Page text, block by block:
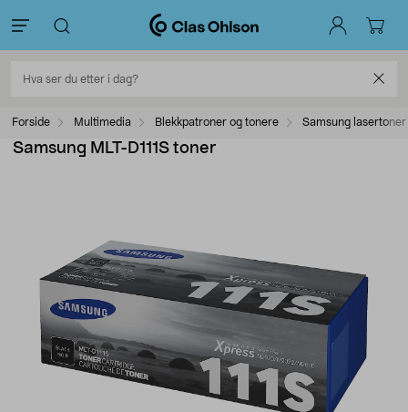
Forside Multimedia Blekkpatroner og tonere Samsung lasertoner
Samsung MLT-D111S toner